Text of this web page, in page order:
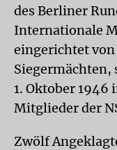
des Berliner
Internationale
eingerichtet
Siegermächten,
1. Oktober 1946
Mitglieder der
Zwölf